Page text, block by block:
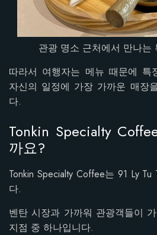
관광 명소 근처에서 만나는
따라서 여행자는 메뉴 때문에 특
자신의 일정에 가장 가까운 매장
다.
Tonkin Specialty
까요?
Tonkin Specialty Coffee는 91 Ly
다.
벤탄 시장과 가까워 관광객들이
지점 중 하나입니다.